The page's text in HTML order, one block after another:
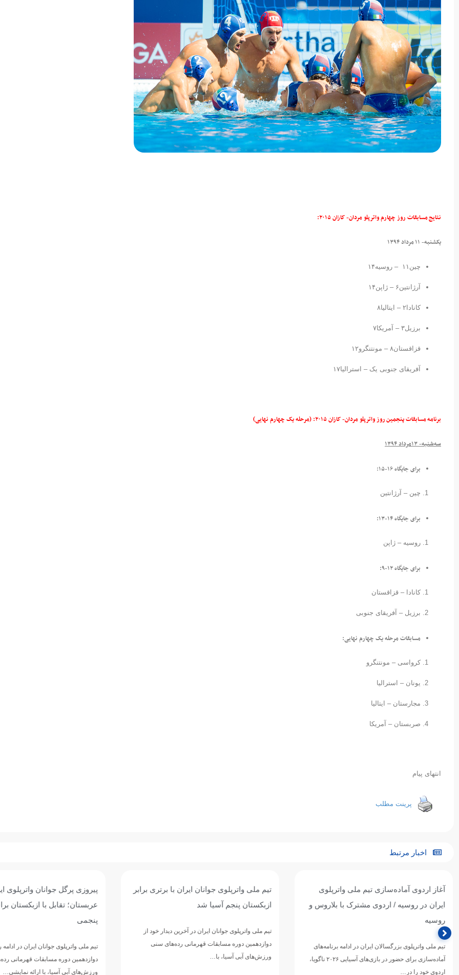
نتایج مسابقات روز چهارم واترپلو مردان- کازان ۲۰۱۵:
یکشنبه- ۱۱ مرداد ۱۳۹۴
چین۱۱ – روسیه۱۴
آرژانتین۶ – ژاپن۱۴
کانادا۲ – ایتالیا۸
برزیل۳ – آمریکا۷
قزاقستان۸ – مونتنگرو۱۲
آفریقای جنوبی یک – استرالیا۱۷
برنامه مسابقات پنجمین روز واترپلو مردان- کازان ۲۰۱۵: (مرحله یک چهارم نهایی)
سه‌شنبه- ۱۳مرداد ۱۳۹۴
برای جایگاه ۱۶-۱۵:
چین – آرژانتین
برای جایگاه ۱۴-۱۳:
روسیه – ژاپن
برای جایگاه ۱۲-۹:
کانادا – قزاقستان
برزیل – آفریقای جنوبی
مسابقات مرحله یک چهارم نهایی:
کرواسی – مونتنگرو
یونان – استرالیا
مجارستان – ایتالیا
صربستان – آمریکا
انتهای پیام
پرینت مطلب
اخبار مرتبط
آغاز اردوی آماده‌سازی تیم ملی واترپلوی
ایران در روسیه / اردوی مشترک با بلاروس و
روسیه
تیم ملی واترپلوی بزرگسالان ایران در ادامه برنامه‌های
آماده‌سازی برای حضور در بازی‌های آسیایی ۲۰۲۶ ناگویا،
اردوی خود را در…
تیم ملی واترپلوی جوانان ایران با برتری برابر
ازبکستان پنجم آسیا شد
تیم ملی واترپلوی جوانان ایران در آخرین دیدار خود از
دوازدهمین دوره مسابقات قهرمانی رده‌های سنی
ورزش‌های آبی آسیا، با…
پیروزی پرگل جوانان واترپلوی
عربستان؛ تقابل با ازبکستان
پنجمی
تیم ملی واترپلوی جوانان ایران در
دوازدهمین دوره مسابقات قهرمانی
ورزش‌های آبی آسیا، با ارائه نمایشی…